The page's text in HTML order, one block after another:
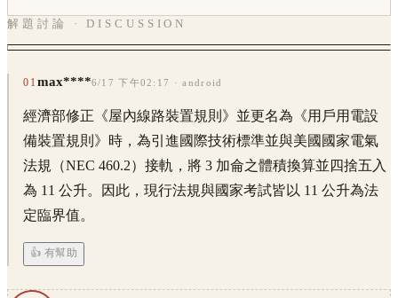
解題討論 · DISCUSSION
01 max****6/17 下午02:17 · android
經濟部修正《屋內線路裝置規則》並更名為《用戶用電設
備裝置規則》時，為引進國際技術標準並與美國國家電氣
法規（NEC 460.2）接軌，將 3 加侖之體積換算並四捨五入
為 11 公升。因此，現行法規與國家考試皆以 11 公升為法
定臨界值。
👍 有幫助